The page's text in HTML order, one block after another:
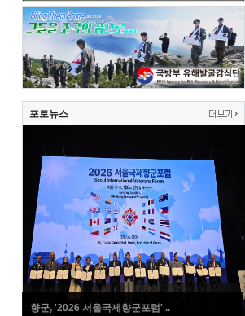
포토뉴스
향군, '2026 서울국제향군포럼' ..